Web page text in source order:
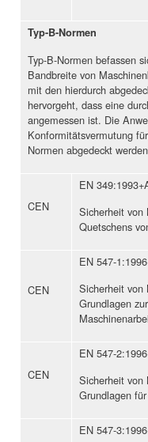
Typ-B-Normen
Typ-B-Normen befassen
Bandbreite von
mit den hierdurch
hervorgeht, dass eine
angemessen ist. Die
Konformitätsvermutung
Normen abgedeckt
CEN
EN
Sicherheit von
Quetschens
CEN
EN 547-
Sicherheit
Grundlagen
CEN
EN 547-
Sicherheit
Grundlagen
EN 547-